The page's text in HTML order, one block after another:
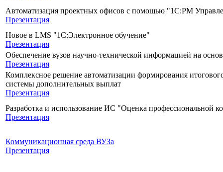
Автоматизация проектных офисов с помощью "1С:РМ
Презентация
Новое в LMS "1С:Электронное обучение"
Презентация
Обеспечение вузов научно-технической информацией на
Презентация
Комплексное решение автоматизации формирования
системы дополнительных выплат
Презентация
Разработка и использование ИС "Оценка профессиональной
Презентация
Коммуникационная среда ВУЗа
Презентация